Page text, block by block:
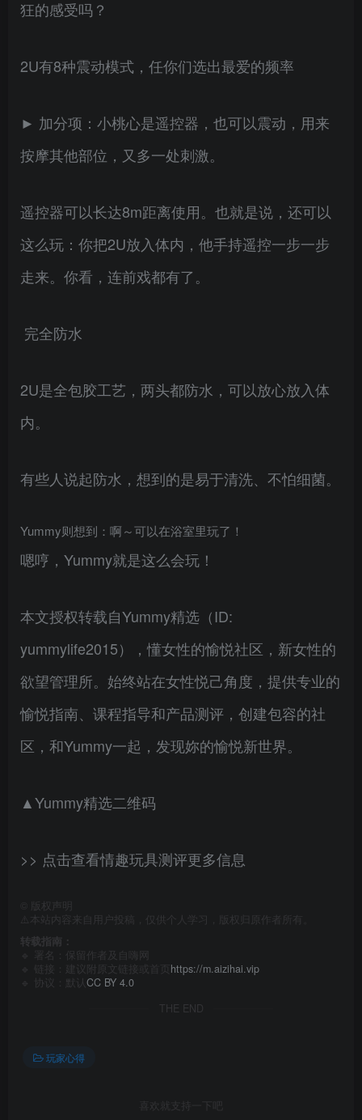
狂的感受吗？
2U有8种震动模式，任你们选出最爱的频率
► 加分项：小桃心是遥控器，也可以震动，用来
按摩其他部位，又多一处刺激。
遥控器可以长达8m距离使用。也就是说，还可以
这么玩：你把2U放入体内，他手持遥控一步一步
走来。你看，连前戏都有了。
完全防水
2U是全包胶工艺，两头都防水，可以放心放入体
内。
有些人说起防水，想到的是易于清洗、不怕细菌。
Yummy则想到：啊～可以在浴室里玩了！
嗯哼，Yummy就是这么会玩！
本文授权转载自Yummy精选（ID:
yummylife2015），懂女性的愉悦社区，新女性的
欲望管理所。始终站在女性悦己角度，提供专业的
愉悦指南、课程指导和产品测评，创建包容的社
区，和Yummy一起，发现妳的愉悦新世界。
▲Yummy精选二维码
>> 点击查看情趣玩具测评更多信息
版权声明
⚠️本站内容来自用户投稿，仅供个人学习，版权归原作者所有。
转载指南：
🔹 署名：保留作者及
自嗨网
🔹 链接：建议附原文链接或首页 https://m.aizihai.vip
🔹 协议：默认 CC BY 4.0
THE END
玩家心得
喜欢就支持一下吧